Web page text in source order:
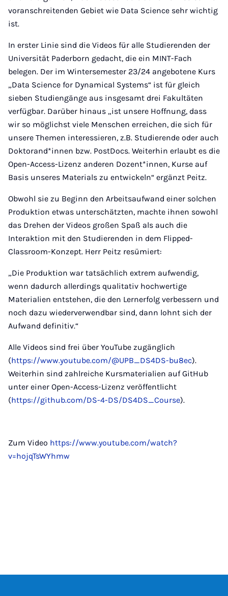
voranschreitenden Gebiet wie Data Science sehr wichtig
ist.
In erster Linie sind die Videos für alle Studierenden der
Universität Paderborn gedacht, die ein MINT-Fach
belegen. Der im Wintersemester 23/24 angebotene Kurs
„Data Science for Dynamical Systems“ ist für gleich
sieben Studiengänge aus insgesamt drei Fakultäten
verfügbar. Darüber hinaus „ist unsere Hoffnung, dass
wir so möglichst viele Menschen erreichen, die sich für
unsere Themen interessieren, z.B. Studierende oder auch
Doktorand*innen bzw. PostDocs. Weiterhin erlaubt es die
Open-Access-Lizenz anderen Dozent*innen, Kurse auf
Basis unseres Materials zu entwickeln“ ergänzt Peitz.
Obwohl sie zu Beginn den Arbeitsaufwand einer solchen
Produktion etwas unterschätzten, machte ihnen sowohl
das Drehen der Videos großen Spaß als auch die
Interaktion mit den Studierenden in dem Flipped-
Classroom-Konzept. Herr Peitz resümiert:
„Die Produktion war tatsächlich extrem aufwendig,
wenn dadurch allerdings qualitativ hochwertige
Materialien entstehen, die den Lernerfolg verbessern und
noch dazu wiederverwendbar sind, dann lohnt sich der
Aufwand definitiv.“
Alle Videos sind frei über YouTube zugänglich
(https://www.youtube.com/@UPB_DS4DS-bu8ec).
Weiterhin sind zahlreiche Kursmaterialien auf GitHub
unter einer Open-Access-Lizenz veröffentlicht
(https://github.com/DS-4-DS/DS4DS_Course).
Zum Video https://www.youtube.com/watch?
v=hojqTsWYhmw